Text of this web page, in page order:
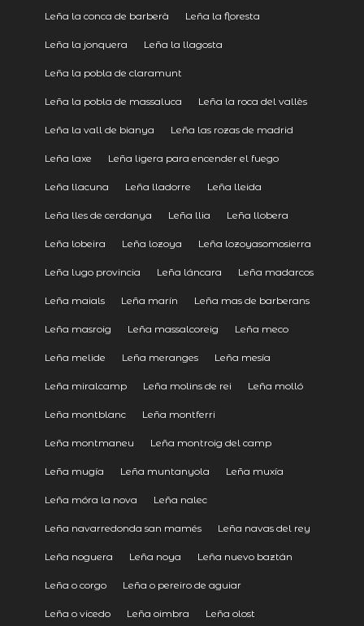
Leña la conca de barberà Leña la floresta
Leña la jonquera Leña la llagosta
Leña la pobla de claramunt
Leña la pobla de massaluca Leña la roca del vallès
Leña la vall de bianya Leña las rozas de madrid
Leña laxe Leña ligera para encender el fuego
Leña llacuna Leña lladorre Leña lleida
Leña lles de cerdanya Leña llia Leña llobera
Leña lobeira Leña lozoya Leña lozoyasomosierra
Leña lugo provincia Leña láncara Leña madarcos
Leña maials Leña marín Leña mas de barberans
Leña masroig Leña massalcoreig Leña meco
Leña melide Leña meranges Leña mesía
Leña miralcamp Leña molins de rei Leña molló
Leña montblanc Leña montferri
Leña montmaneu Leña montroig del camp
Leña mugía Leña muntanyola Leña muxía
Leña móra la nova Leña nalec
Leña navarredonda san mamés Leña navas del rey
Leña noguera Leña noya Leña nuevo baztán
Leña o corgo Leña o pereiro de aguiar
Leña o vicedo Leña oimbra Leña olost